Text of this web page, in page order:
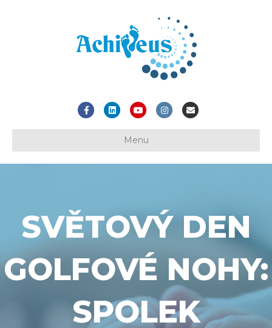
FacebookLinkedinYoutubeInstagram
Email
Menu
SVĚTOVÝ DEN
GOLFOVÉ NOHY:
SPOLEK